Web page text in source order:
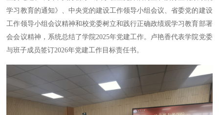
学习教育的通知》、中央党的建设工作领导小组会议、省委党的建设
工作领导小组会议精神和校党委树立和践行正确政绩观学习教育部署
会会议精神，系统总结了学院2025年党建工作。卢艳香代表学院党委
与班子成员签订2026年党建工作目标责任书。